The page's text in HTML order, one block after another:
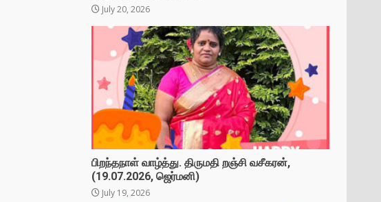
July 20, 2026
பிறந்தநாள் வாழ்த்து. திருமதி றஞ்சி வசீகரன்,
(19.07.2026, ஜெர்மனி)
July 19, 2026